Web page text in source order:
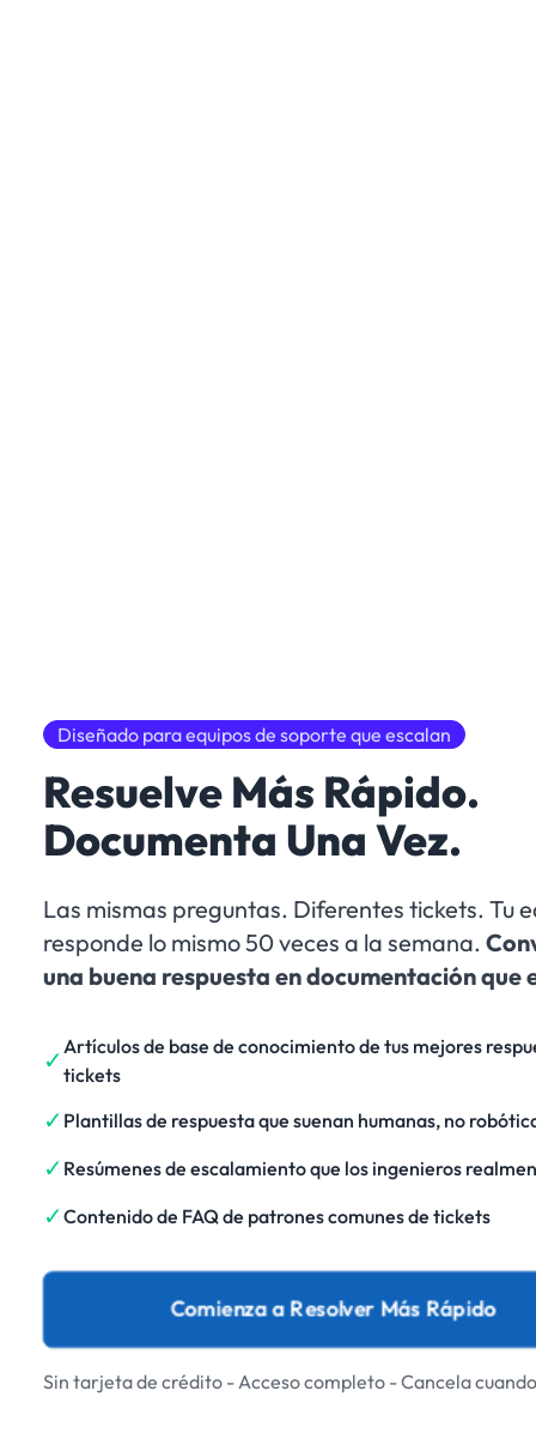
Diseñado para equipos de soporte que escalan
Resuelve Más Rápido.
Documenta Una Vez.
Las mismas preguntas. Diferentes tickets. Tu
responde lo mismo 50 veces a la semana.
una buena respuesta en documentación que
✓Artículos de base de conocimiento de tus mejores
tickets
✓ Plantillas de respuesta que suenan humanas, no
✓ Resúmenes de escalamiento que los ingenieros
✓Contenido de FAQ de patrones comunes de tickets
Comienza a Resolver Más Rápido
Sin tarjeta de crédito - Acceso completo - Cancela